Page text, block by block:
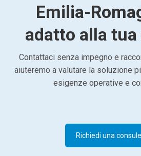
Emilia-
adatto alla
Contattaci senza impegno e
aiuteremo a valutare la soluzione
esigenze operative e
Richiedi una